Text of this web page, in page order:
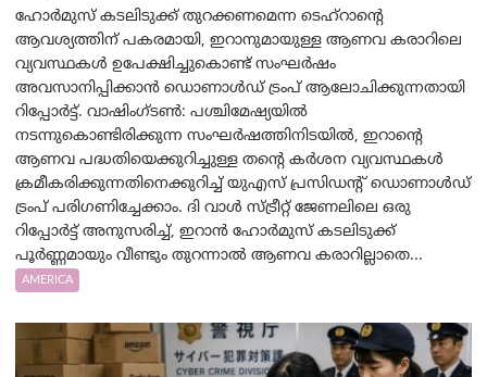
ഹോർമുസ് കടലിടുക്ക് തുറക്കണമെന്ന ടെഹ്‌റാന്റെ
ആവശ്യത്തിന് പകരമായി, ഇറാനുമായുള്ള ആണവ കരാറിലെ
വ്യവസ്ഥകൾ ഉപേക്ഷിച്ചുകൊണ്ട് സംഘർഷം
അവസാനിപ്പിക്കാൻ ഡൊണാൾഡ് ട്രംപ് ആലോചിക്കുന്നതായി
റിപ്പോർട്ട്. വാഷിംഗ്ടണ്‍: പശ്ചിമേഷ്യയിൽ
നടന്നുകൊണ്ടിരിക്കുന്ന സംഘർഷത്തിനിടയിൽ, ഇറാന്റെ
ആണവ പദ്ധതിയെക്കുറിച്ചുള്ള തന്റെ കർശന വ്യവസ്ഥകൾ
ക്രമീകരിക്കുന്നതിനെക്കുറിച്ച് യുഎസ് പ്രസിഡന്റ് ഡൊണാൾഡ്
ട്രംപ് പരിഗണിച്ചേക്കാം. ദി വാൾ സ്ട്രീറ്റ് ജേണലിലെ ഒരു
റിപ്പോർട്ട് അനുസരിച്ച്, ഇറാൻ ഹോർമുസ് കടലിടുക്ക്
പൂർണ്ണമായും വീണ്ടും തുറന്നാൽ ആണവ കരാറില്ലാതെ...
AMERICA